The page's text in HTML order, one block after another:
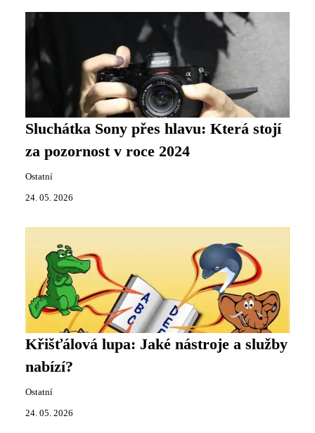
Sluchátka Sony přes hlavu: Která stojí
za pozornost v roce 2024
Ostatní
24. 05. 2026
Křišťálová lupa: Jaké nástroje a služby
nabízí?
Ostatní
24. 05. 2026